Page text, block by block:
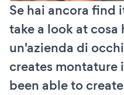
Se hai ancora find
take a look at cosa
un'azienda di
creates montature
been able to